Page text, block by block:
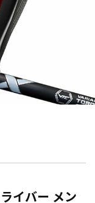
イバー メン